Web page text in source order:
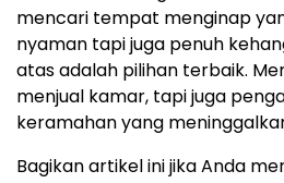
mencari tempat menginap
nyaman tapi juga penuh
atas adalah pilihan terbaik.
menjual kamar, tapi juga
keramahan yang
Bagikan artikel ini jika Anda